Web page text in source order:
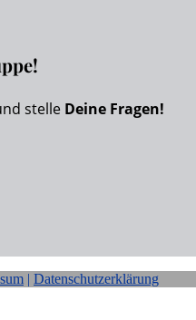
stelle Deine Fragen!
| Datenschutzerklärung